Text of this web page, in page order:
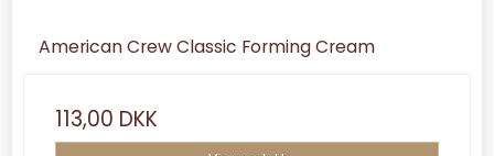
American Crew Classic Forming Cream
113,00 DKK